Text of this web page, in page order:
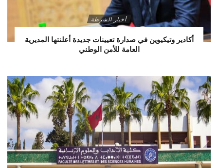
أخبار الشرطة
أكادير وتيكيوين في صدارة تعيينات جديدة أعلنتها المديرية
العامة للأمن الوطني